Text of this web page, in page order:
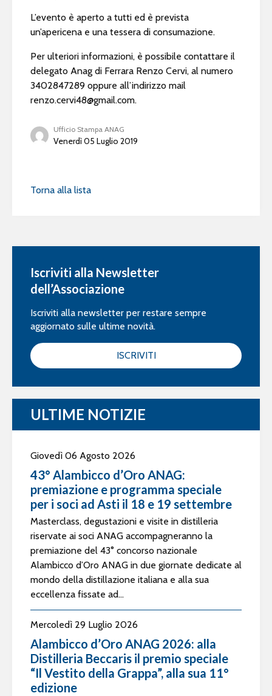
L’evento è aperto a tutti ed è prevista
un’apericena e una tessera di consumazione.
Per ulteriori informazioni, è possibile contattare il
delegato Anag di Ferrara Renzo Cervi, al numero
3402847289 oppure all’indirizzo mail
renzo.cervi48@gmail.com.
Ufficio Stampa ANAG
Venerdì 05 Luglio 2019
Torna alla lista
Iscriviti alla Newsletter
dell’Associazione
Iscriviti alla newsletter per restare sempre
aggiornato sulle ultime novità.
ISCRIVITI
ULTIME NOTIZIE
Giovedì 06 Agosto 2026
43° Alambicco d’Oro ANAG:
premiazione e programma speciale
per i soci ad Asti il 18 e 19 settembre
Masterclass, degustazioni e visite in distilleria
riservate ai soci ANAG accompagneranno la
premiazione del 43° concorso nazionale
Alambicco d’Oro ANAG in due giornate dedicate al
mondo della distillazione italiana e alla sua
eccellenza fissate ad...
Mercoledì 29 Luglio 2026
Alambicco d’Oro ANAG 2026: alla
Distilleria Beccaris il premio speciale
“Il Vestito della Grappa”, alla sua 11°
edizione